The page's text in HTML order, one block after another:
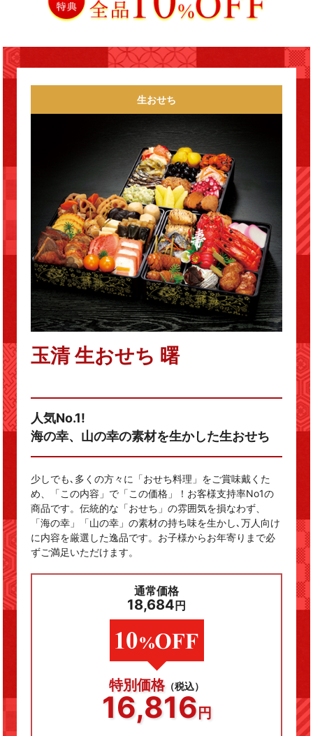
生おせち
玉清 生おせち 曙
人気No.1!
海の幸、山の幸の素材を生かした生おせち
少しでも､多くの方々に「おせち料理」をご賞味戴くた
め、「この内容」で「この価格」！お客様支持率No1の
商品です。伝統的な「おせち」の雰囲気を損なわず、
「海の幸」「山の幸」の素材の持ち味を生かし､万人向け
に内容を厳選した逸品です。お子様からお年寄りまで必
ずご満足いただけます。
通常価格
18,684 円
特別価格（税込）
16,816 円